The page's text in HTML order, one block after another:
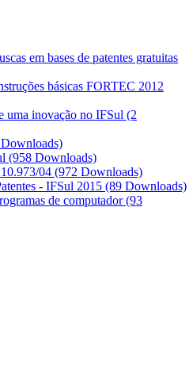
em bases de patentes gratuitas
básicas FORTEC 2012
uma inovação no IFSul (2
(958 Downloads)
04 (972 Downloads)
- IFSul 2015 (89 Downloads)
de computador(93